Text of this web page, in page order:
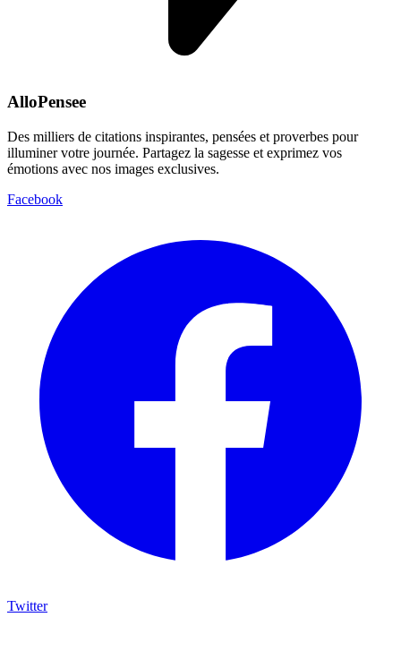
AlloPensee
Des milliers de citations inspirantes, pensées et proverbes pour
illuminer votre journée. Partagez la sagesse et exprimez vos
émotions avec nos images exclusives.
Facebook
Twitter